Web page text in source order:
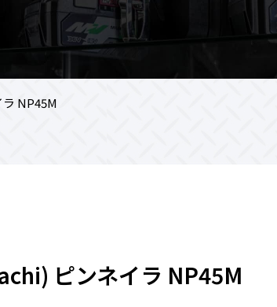
NP45M
ピンネイラ NP45M